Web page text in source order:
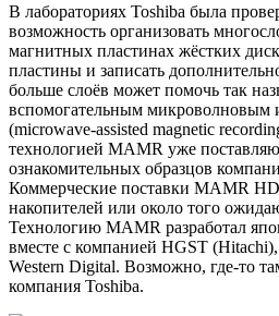
В лабораториях Toshiba была
возможность организовать
магнитных пластинах жёстких
пластины и записать
больше слоёв может помочь так
вспомогательным
(microwave-assisted magnetic
технологией MAMR уже
ознакомительных образцов
Коммерческие поставки MAMR
накопителей или около того
Технологию MAMR разработал
вместе с компанией HGST (Hitachi),
Western Digital. Возможно, где-то
компания Toshiba.